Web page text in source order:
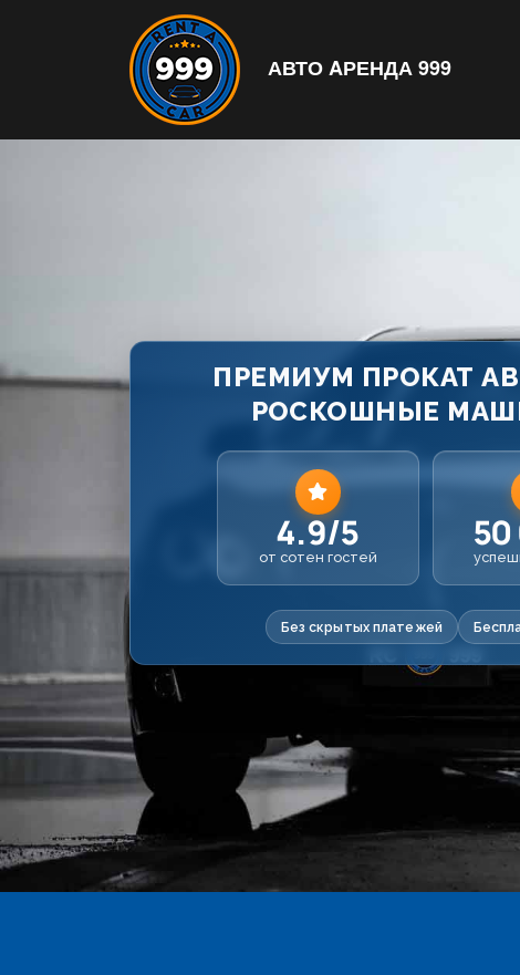
АВТО AРЕНДА 999
ПРЕМИУМ ПРОКАТ
РОСКОШНЫЕ
4.9/5
от сотен гостей
50
Без скрытых платежей